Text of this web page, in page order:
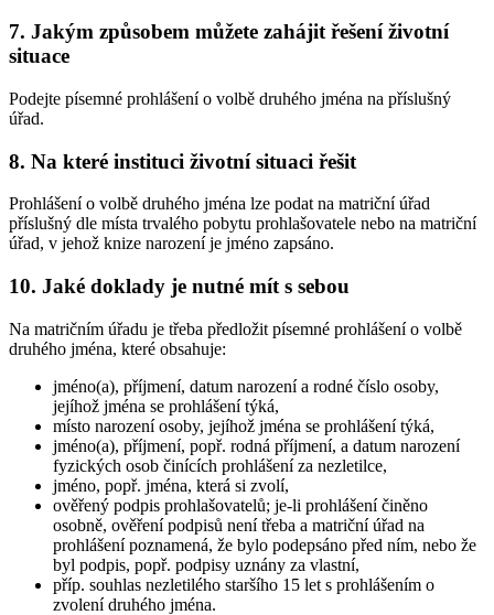
7. Jakým způsobem můžete zahájit řešení životní
situace
Podejte písemné prohlášení o volbě druhého jména na příslušný
úřad.
8. Na které instituci životní situaci řešit
Prohlášení o volbě druhého jména lze podat na matriční úřad
příslušný dle místa trvalého pobytu prohlašovatele nebo na matriční
úřad, v jehož knize narození je jméno zapsáno.
10. Jaké doklady je nutné mít s sebou
Na matričním úřadu je třeba předložit písemné prohlášení o volbě
druhého jména, které obsahuje:
jméno(a), příjmení, datum narození a rodné číslo osoby,
jejíhož jména se prohlášení týká,
místo narození osoby, jejíhož jména se prohlášení týká,
jméno(a), příjmení, popř. rodná příjmení, a datum narození
fyzických osob činících prohlášení za nezletilce,
jméno, popř. jména, která si zvolí,
ověřený podpis prohlašovatelů; je-li prohlášení činěno
osobně, ověření podpisů není třeba a matriční úřad na
prohlášení poznamená, že bylo podepsáno před ním, nebo že
byl podpis, popř. podpisy uznány za vlastní,
příp. souhlas nezletilého staršího 15 let s prohlášením o
zvolení druhého jména.